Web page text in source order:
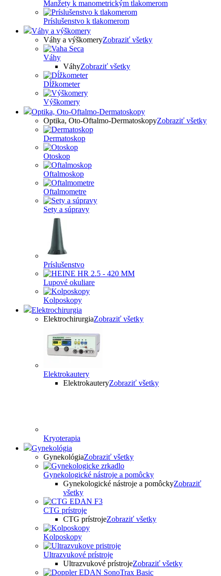
Manžety k manometrickým tlakomerom
Príslušenstvo k tlakomerom
Váhy a výškomery
Váhy a výškomeryZobraziť všetky
Váhy
VáhyZobraziť všetky
Dĺžkometer
Výškomery
Optika, Oto-Oftalmo-Dermatoskopy
Optika, Oto-Oftalmo-DermatoskopyZobraziť všetky
Dermatoskop
Otoskop
Oftalmoskop
Oftalmometre
Sety a súpravy
Príslušenstvo
Lupové okuliare
Kolposkopy
Elektrochirurgia
ElektrochirurgiaZobraziť všetky
Elektrokautery
ElektrokauteryZobraziť všetky
Kryoterapia
Gynekológia
GynekológiaZobraziť všetky
Gynekologické nástroje a pomôcky
Gynekologické nástroje a pomôckyZobraziť
všetky
CTG prístroje
CTG prístrojeZobraziť všetky
Kolposkopy
Ultrazvukové prístroje
Ultrazvukové prístrojeZobraziť všetky